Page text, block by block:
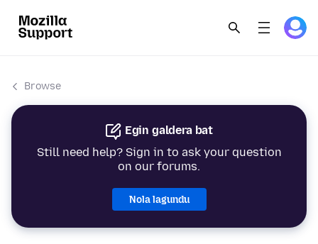
Browse
Egin galdera bat
Still need help? Sign in to ask your question
on our forums.
Nola lagundu